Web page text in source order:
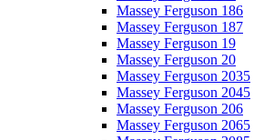
Massey Ferguson 186
Massey Ferguson 187
Massey Ferguson 19
Massey Ferguson 20
Massey Ferguson 2035
Massey Ferguson 2045
Massey Ferguson 206
Massey Ferguson 2065